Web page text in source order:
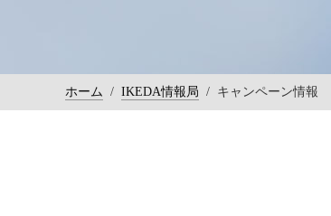
ホーム / IKEDA情報局 / キャンペーン情報